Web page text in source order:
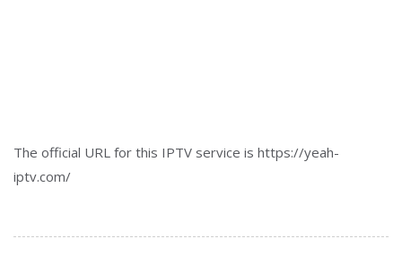
The official URL for this IPTV service is https://yeah-
iptv.com/